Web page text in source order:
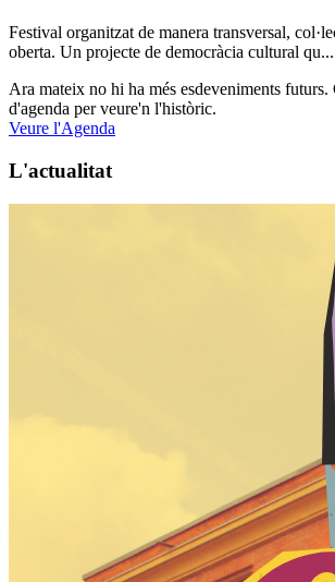
Festival organitzat de manera transversal,
oberta. Un projecte de democràcia cultural qu...
Ara mateix no hi ha més esdeveniments futurs.
d'agenda per veure'n l'històric.
Veure l'Agenda
L'actualitat